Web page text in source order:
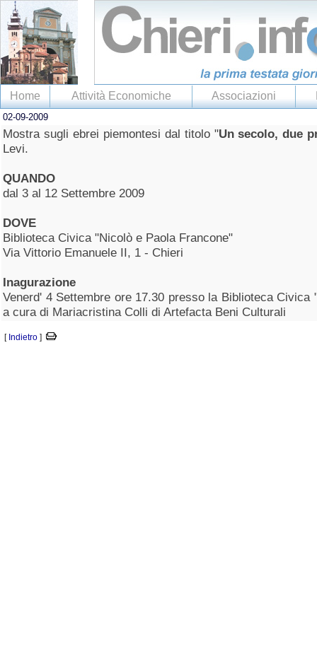
Home Attività Economiche Associazioni
02-09-2009
Mostra sugli ebrei piemontesi dal titolo "Un secolo, due
Levi.
QUANDO
dal 3 al 12 Settembre 2009
DOVE
Biblioteca Civica "Nicolò e Paola Francone"
Via Vittorio Emanuele II, 1 - Chieri
Inagurazione
Venerd' 4 Settembre ore 17.30 presso la Biblioteca Civica
a cura di Mariacristina Colli di Artefacta Beni Culturali
[ Indietro ]